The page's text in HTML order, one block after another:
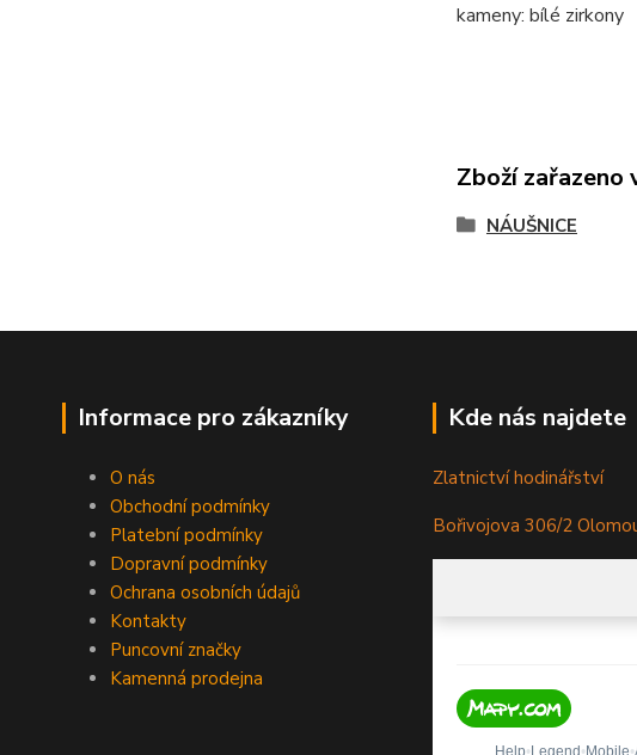
kameny: bílé zirkony
Zboží zařazeno
NÁUŠNICE
Informace pro zákazníky
O nás
Obchodní podmínky
Platební podmínky
Dopravní podmínky
Ochrana osobních údajů
Kontakty
Puncovní značky
Kamenná prodejna
Kde nás najdete
Zlatnictví hodinářství
Bořivojova 306/2